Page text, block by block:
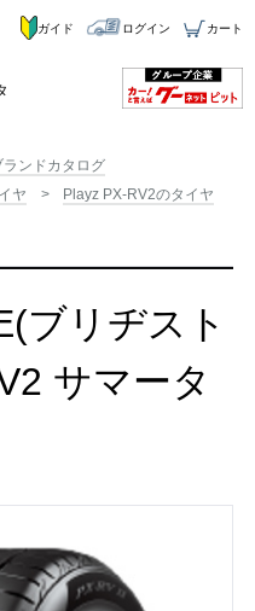
ガイド ログイン カート
ランドカタログ
ヤ
Playz PX-RV2のタイヤ
ブリヂスト
サマータ